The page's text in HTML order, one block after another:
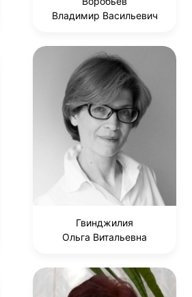
Владимир Васильевич
Гвинджилия
Ольга Витальевна